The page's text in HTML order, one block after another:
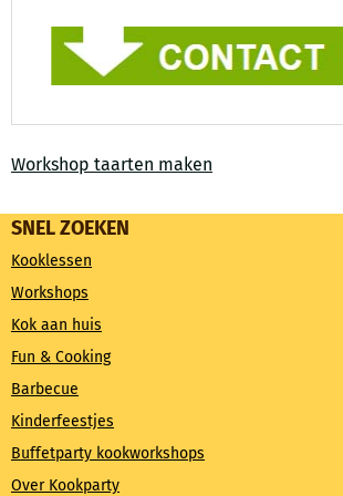
Workshop taarten maken
SNEL ZOEKEN
Kooklessen
Workshops
Kok aan huis
Fun & Cooking
Barbecue
Kinderfeestjes
Buffetparty kookworkshops
Over Kookparty